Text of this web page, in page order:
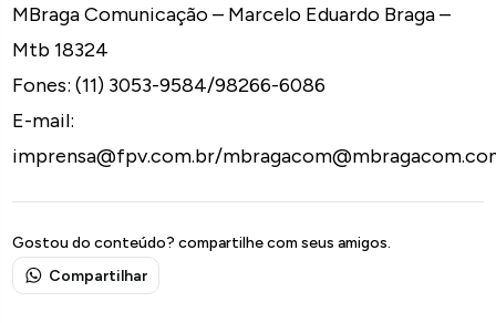
MBraga Comunicação – Marcelo Eduardo Braga –
Mtb 18324
Fones: (11) 3053-9584/98266-6086
E-mail:
imprensa@fpv.com.br/
Gostou do conteúdo? compartilhe com seus amigos.
Compartilhar